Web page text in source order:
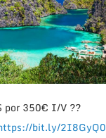
por 350€ I/V ??
bit.ly/2I8GyQ0